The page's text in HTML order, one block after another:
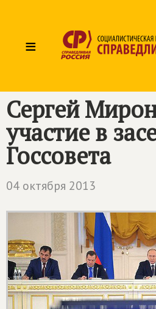
≡
Сергей
участие в
Госсовета
04 октября 2013